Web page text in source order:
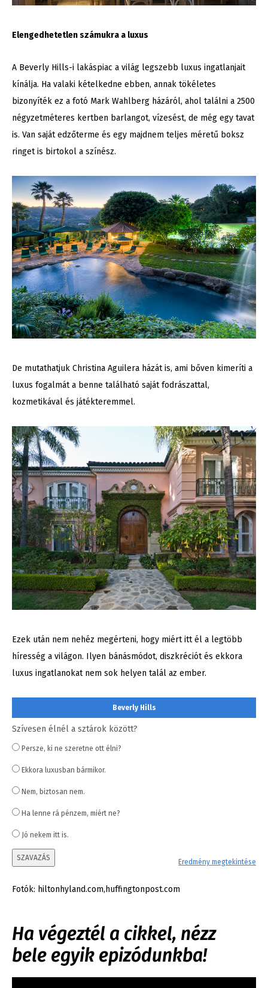
Elengedhetetlen számukra a luxus
A Beverly Hills-i lakáspiac a világ legszebb luxus ingatlanjait
kínálja. Ha valaki kételkedne ebben, annak tökéletes
bizonyíték ez a fotó Mark Wahlberg házáról, ahol találni a 2500
négyzetméteres kertben barlangot, vízesést, de még egy tavat
is. Van saját edzőterme és egy majdnem teljes méretű boksz
ringet is birtokol a színész.
De mutathatjuk Christina Aguilera házát is, ami bőven kimeríti a
luxus fogalmát a benne található saját fodrászattal,
kozmetikával és játékteremmel.
Ezek után nem nehéz megérteni, hogy miért itt él a legtöbb
híresség a világon. Ilyen bánásmódot, diszkréciót és ekkora
luxus ingatlanokat nem sok helyen talál az ember.
Beverly Hills
Szívesen élnél a sztárok között?
Persze, ki ne szeretne ott élni?
Ekkora luxusban bármikor.
Nem, biztosan nem.
Ha lenne rá pénzem, miért ne?
Jó nekem itt is.
SZAVAZÁS Eredmény megtekintése
Fotók: hiltonhyland.com,huffingtonpost.com
Ha végeztél a cikkel, nézz
bele egyik epizódunkba!